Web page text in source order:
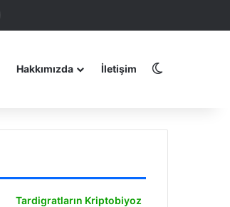
Hakkımızda İletişim
Tardigratların Kriptobiyoz